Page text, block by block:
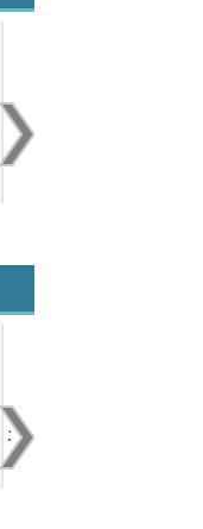
エヴァ初号機エント
リープラグ サーモボ
エヴァ2号機 エフェク
トビジュアルTシャツ